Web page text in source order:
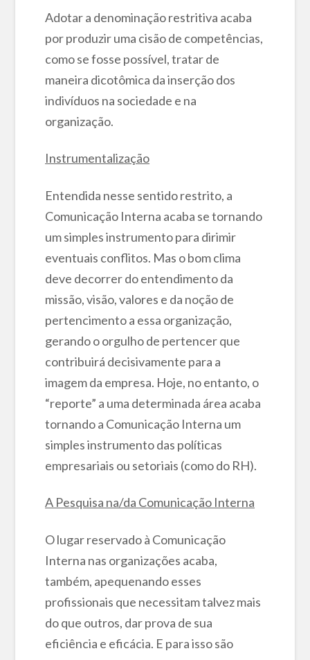
Adotar a denominação restritiva acaba
por produzir uma cisão de competências,
como se fosse possível, tratar de
maneira dicotômica da inserção dos
indivíduos na sociedade e na
organização.
Instrumentalização
Entendida nesse sentido restrito, a
Comunicação Interna acaba se tornando
um simples instrumento para dirimir
eventuais conflitos. Mas o bom clima
deve decorrer do entendimento da
missão, visão, valores e da noção de
pertencimento a essa organização,
gerando o orgulho de pertencer que
contribuirá decisivamente para a
imagem da empresa. Hoje, no entanto, o
“reporte” a uma determinada área acaba
tornando a Comunicação Interna um
simples instrumento das políticas
empresariais ou setoriais (como do RH).
A Pesquisa na/da Comunicação Interna
O lugar reservado à Comunicação
Interna nas organizações acaba,
também, apequenando esses
profissionais que necessitam talvez mais
do que outros, dar prova de sua
eficiência e eficácia. E para isso são